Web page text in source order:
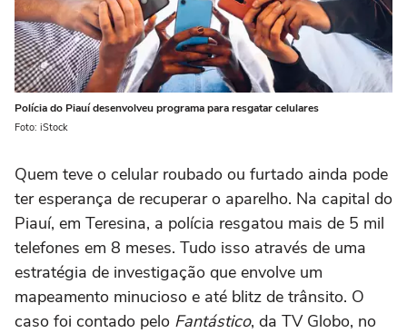
Polícia do Piauí desenvolveu programa para resgatar celulares
Foto: iStock
Quem teve o celular roubado ou furtado ainda pode
ter esperança de recuperar o aparelho. Na capital do
Piauí, em Teresina, a polícia resgatou mais de 5 mil
telefones em 8 meses. Tudo isso através de uma
estratégia de investigação que envolve um
mapeamento minucioso e até blitz de trânsito. O
caso foi contado pelo Fantástico, da TV Globo, no